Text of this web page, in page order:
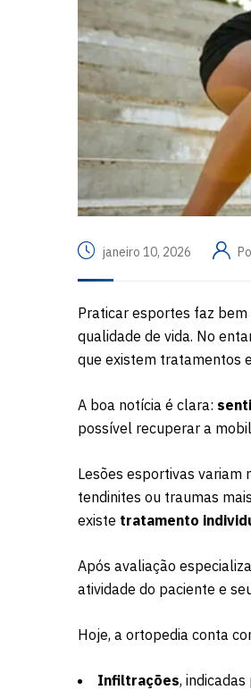
janeiro 10, 2026
Praticar esportes faz
qualidade de vida. No
que existem tratamentos
A boa notícia é clara:
possível recuperar a
Lesões esportivas variam
tendinites ou traumas
existe tratamento
Após avaliação
atividade do paciente e
Hoje, a ortopedia conta
Infiltrações,